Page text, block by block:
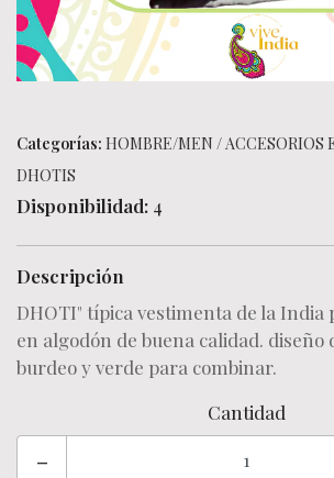
Categorías: HOMBRE/MEN /ACCESORIOS
DHOTIS
Disponibilidad: 4
Descripción
DHOTI" típica vestimenta de la India
en algodón de buena calidad. diseño
burdeo y verde para combinar.
Cantidad
-